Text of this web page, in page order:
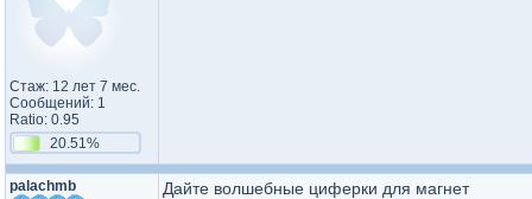
Стаж: 12 лет 7 мес.
Сообщений: 1
Ratio: 0.95
20.51%
palachmb Дайте волшебные циферки для магнет